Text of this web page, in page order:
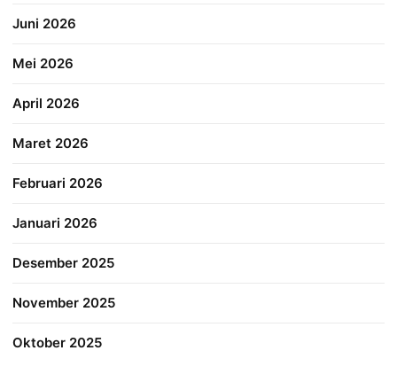
Juni 2026
Mei 2026
April 2026
Maret 2026
Februari 2026
Januari 2026
Desember 2025
November 2025
Oktober 2025